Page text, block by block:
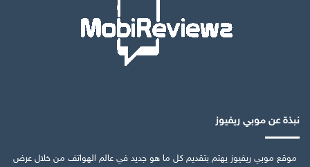
نبذة عن موبي ريفيوز
موقع موبي ريفيوز يهتم بتقديم كل ما هو جديد في عالم الهواتف من خلال عرض